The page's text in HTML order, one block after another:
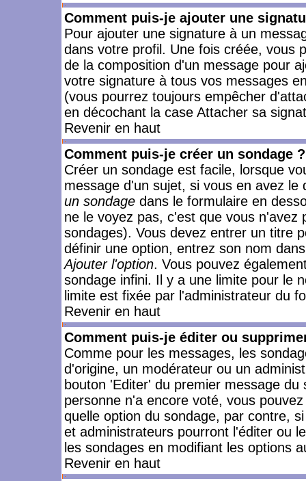
Comment puis-je ajouter une
Pour ajouter une signature à un
dans votre profil. Une fois créée, vous
de la composition d'un message pour
votre signature à tous vos messages
(vous pourrez toujours empêcher
en décochant la case Attacher sa
Revenir en haut
Comment puis-je créer un sondage ?
Créer un sondage est facile, lorsque
message d'un sujet, si vous en avez
un sondage dans le formulaire en
ne le voyez pas, c'est que vous
sondages). Vous devez entrer un titre
définir une option, entrez son nom
Ajouter l'option. Vous pouvez
sondage infini. Il y a une limite pour le
limite est fixée par l'administrateur du
Revenir en haut
Comment puis-je éditer ou
Comme pour les messages, les
d'origine, un modérateur ou un
bouton 'Editer' du premier message
personne n'a encore voté, vous
quelle option du sondage, par contre,
et administrateurs pourront l'éditer ou
les sondages en modifiant les options
Revenir en haut